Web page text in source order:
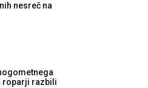
nesreč na
roparji razbili